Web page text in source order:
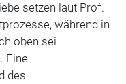
setzen laut Prof.
während in
oben sei –
Eine
des